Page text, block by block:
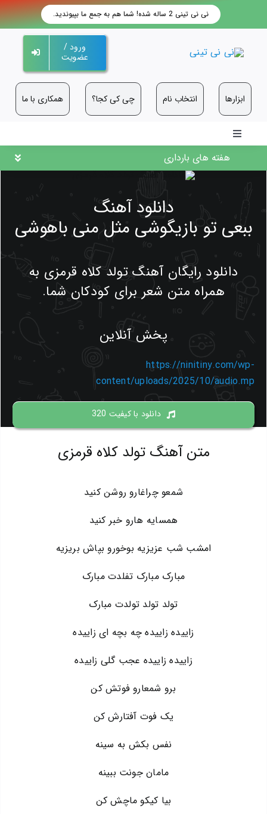
نی نی تینی 2 ساله شده! شما هم به جمع ما بپیوندید.
ورود /
عضویت
ابزارها انتخاب نام چی کی کجا؟ همکاری با ما
Toggle
Navigation
هفته های بارداری
دانلود آهنگ
ببعی تو بازیگوشی مثل منی باهوشی
دانلود رایگان آهنگ تولد کلاه قرمزی به
همراه متن شعر برای کودکان شما.
پخش آنلاین
https://ninitiny.com/wp-
content/uploads/2025/10/audio.mp
دانلود با کیفیت 320
متن آهنگ تولد کلاه قرمزی
شمعو چراغارو روشن کنید
همسایه هارو خبر کنید
امشب شب عزیزیه بوخورو بپاش بریزیه
مبارک مبارک تفلدت مبارک
تولد تولد تولدت مبارک
زاییده زاییده چه بچه ای زاییده
زاییده زاییده عجب گلی زاییده
برو شمعارو فوتش کن
یک فوت آفتارش کن
نفس بکش به سینه
مامان جونت ببینه
بیا کیکو ماچش کن